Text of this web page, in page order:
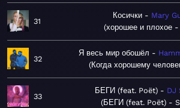
31
Косички
Mary
хорошее и плохое -
32
Я весь мир обошёл
Когда хорошему
33
БЕГИ (feat. Poët)
DJ
БЕГИ (feat. Poët) -